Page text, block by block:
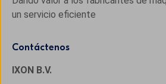
un servicio eficiente
Contáctenos
IXON B.V.